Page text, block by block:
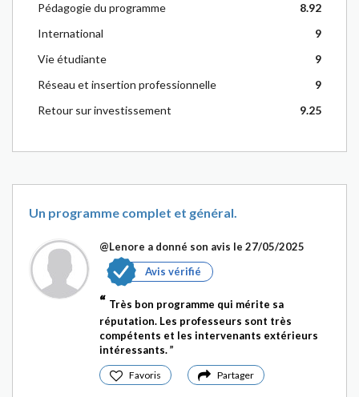
Pédagogie du programme
8.92
International
9
Vie étudiante
9
Réseau et insertion professionnelle
9
Retour sur investissement
9.25
Un programme complet et général.
@Lenore a donné son avis le 27/05/2025
Avis vérifié
Très bon programme qui mérite sa
réputation. Les professeurs sont très
compétents et les intervenants extérieurs
intéressants.
Favoris Partager